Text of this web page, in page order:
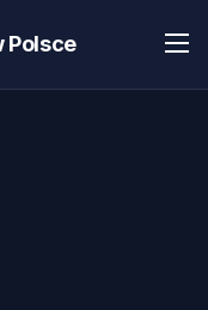
Polsce